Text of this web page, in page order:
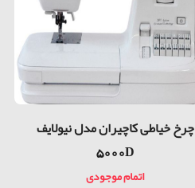
چرخ خیاطی کاچیران مدل نیولایف
5000D
اتمام موجودی